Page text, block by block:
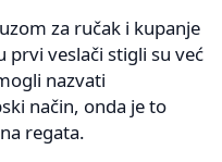
za ručak i kupanje
prvi veslači stigli su već
nazvati
način, onda je to
regata.